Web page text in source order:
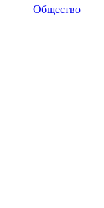
Общество